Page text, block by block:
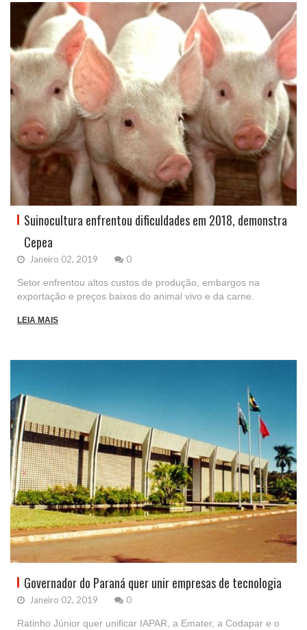
Suinocultura enfrentou dificuldades em 2018, demonstra
Cepea
Janeiro 02, 2019 0
Setor enfrentou altos custos de produção, embargos na
exportação e preços baixos do animal vivo e da carne.
LEIA MAIS
Governador do Paraná quer unir empresas de tecnologia
Janeiro 02, 2019 0
Ratinho Júnior quer unificar IAPAR, a Emater, a Codapar e o